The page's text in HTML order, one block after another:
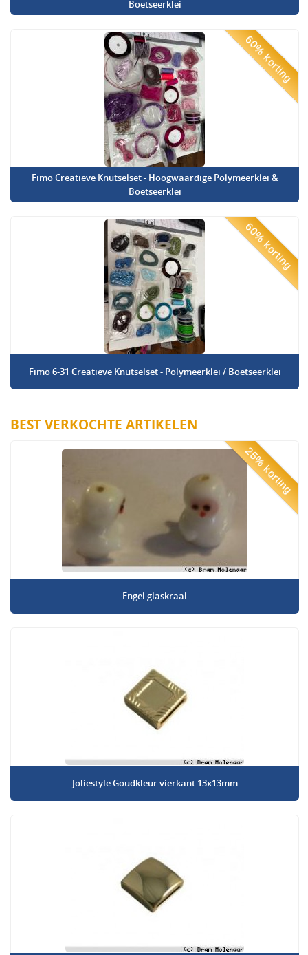
Boetseerklei
60% korting
Fimo Creatieve Knutselset - Hoogwaardige Polymeerklei &
Boetseerklei
60% korting
Fimo 6-31 Creatieve Knutselset - Polymeerklei / Boetseerklei
BEST VERKOCHTE ARTIKELEN
25% korting
Engel glaskraal
Joliestyle Goudkleur vierkant 13x13mm